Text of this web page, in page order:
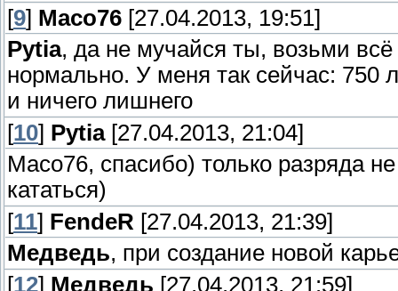
[9] Maco76 [27.04.2013, 19:51]
Pytia, да не мучайся ты, возьми
нормально. У меня так сейчас: 750
и ничего лишнего
[10] Pytia[27.04.2013, 21:04]
Maco76, спасибо) только разряда
кататься)
[11] FendeR [27.04.2013, 21:39]
Медведь, при создание новой
[12] Медведь [27.04.2013, 21:59]